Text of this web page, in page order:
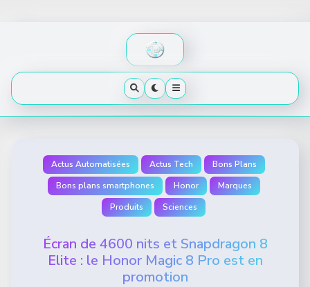
Actus Automatisées Actus Tech
Bons Plans
Bons plans smartphones
Honor
Marques
Produits
Sciences
Écran de 4600 nits et Snapdragon 8
Elite : le Honor Magic 8 Pro est en
promotion